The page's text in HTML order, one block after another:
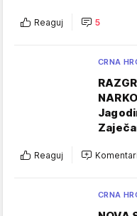
Reaguj 5
CRNA
Reaguj
CRNA